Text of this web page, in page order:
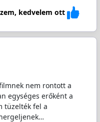
kedvelem ott
nem rontott a
egységes erőként a
tüzelték fel a